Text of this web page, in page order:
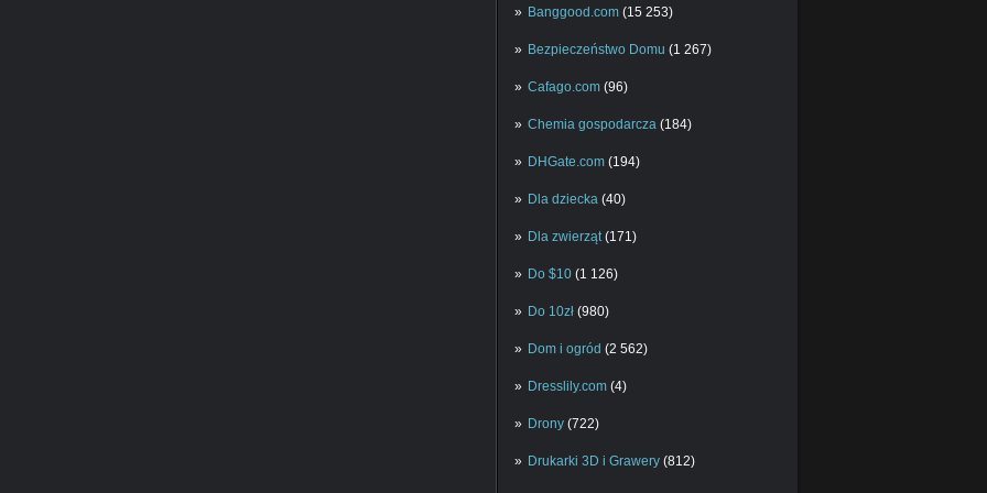
Banggood.com (15 253)
Bezpieczeństwo Domu (1 267)
Cafago.com (96)
Chemia gospodarcza (184)
DHGate.com (194)
Dla dziecka (40)
Dla zwierząt(171)
Do $10 (1 126)
Do 10zł (980)
Dom i ogród (2 562)
Dresslily.com (4)
Drony (722)
Drukarki 3D i Grawery (812)